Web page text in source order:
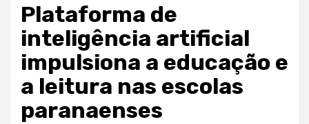
Plataforma de
inteligência artificial
impulsiona a educação e
a leitura nas escolas
paranaenses